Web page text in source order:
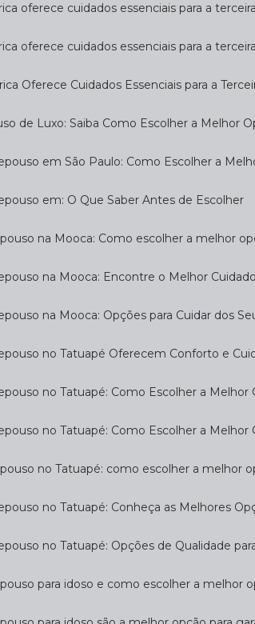
oferece cuidados essenciais para a
oferece cuidados essenciais para a
Oferece Cuidados Essenciais para a
de Luxo: Saiba Como Escolher a Melhor
em São Paulo: Como Escolher a
em: O Que Saber Antes de Escolher
na Mooca: Como escolher a melhor
na Mooca: Encontre o Melhor
na Mooca: Opções para Cuidar dos
no Tatuapé Oferecem Conforto e
no Tatuapé: Como Escolher a
no Tatuapé: Como Escolher a
no Tatuapé: como escolher a melhor
no Tatuapé: Conheça as Melhores
no Tatuapé: Opções de Qualidade
para idoso e como escolher a melhor